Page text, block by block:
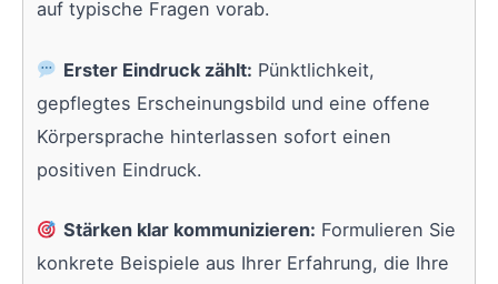
auf typische Fragen vorab.
Erster Eindruck zählt: Pünktlichkeit,
gepflegtes Erscheinungsbild und eine offene
Körpersprache hinterlassen sofort einen
positiven Eindruck.
Stärken klar kommunizieren: Formulieren Sie
konkrete Beispiele aus Ihrer Erfahrung, die Ihre